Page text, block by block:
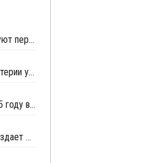
Европа и США законодательно стимулируют переработку гибкой пластиковой упаковки
Сefic призвал ЕС срочно разработать критерии утилизации отходов методом химпереработки
Импорт вторичных полимеров в ЕС в 2025 году вырос на 3%
Зависимость Европы от экспорта ПЭТ создает риски на фоне избыточного предложения Китая